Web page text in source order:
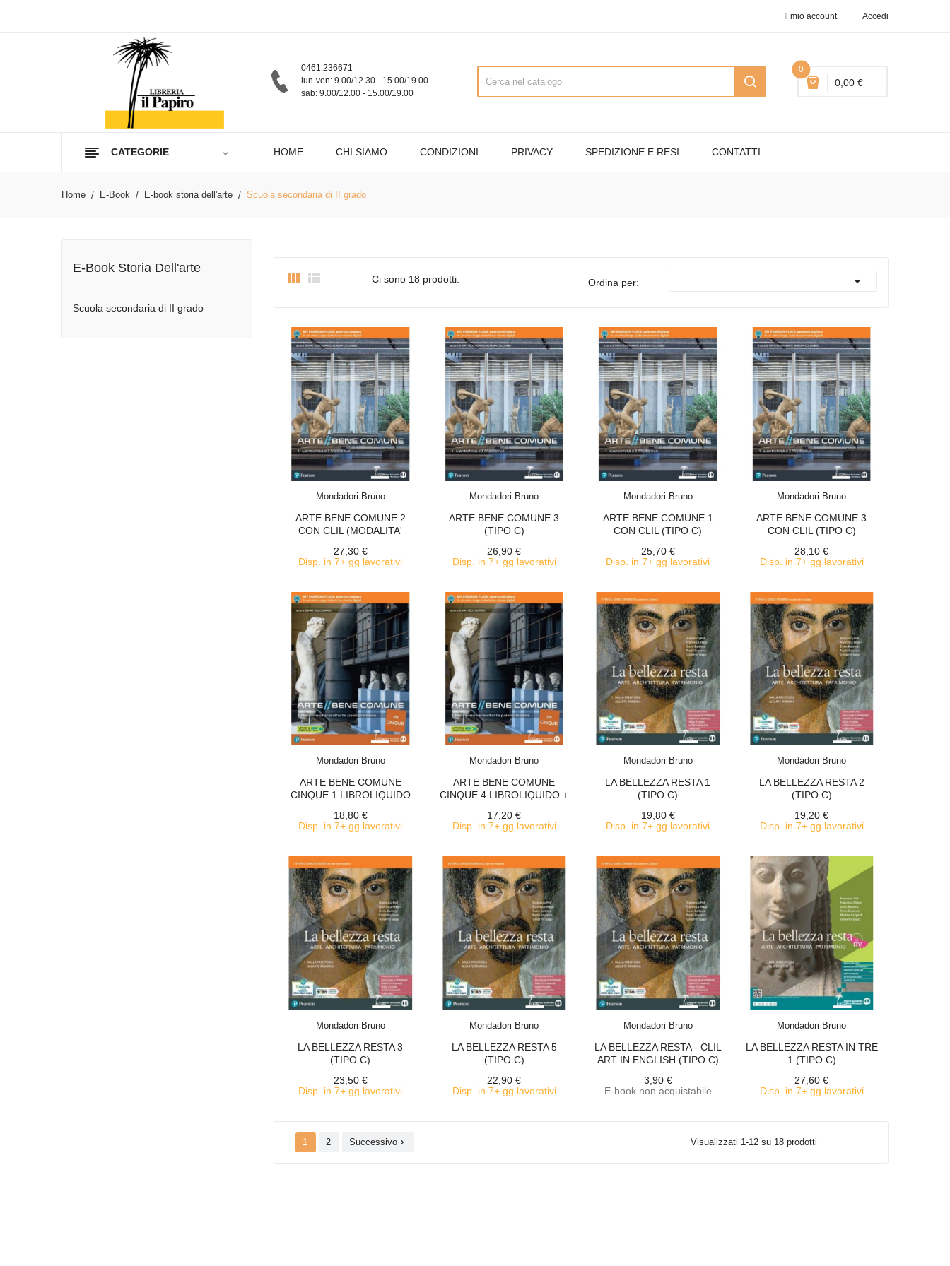
Il mio account Accedi
0
0,00 €
0461.236671
lun-ven: 9.00/12.30 - 15.00/19.00
sab: 9.00/12.00 - 15.00/19.00
CATEGORIE HOME CHI SIAMO CONDIZIONI PRIVACY SPEDIZIONE E RESI CONTATTI
Home E-Book E-book storia dell'arte Scuola secondaria di II grado
E-Book Storia Dell'arte
Scuola secondaria di II grado
  Ci sono 18 prodotti. Ordina per: 
Mondadori Bruno
ARTE BENE COMUNE 2
CON CLIL (MODALITA'
27,30 €
Disp. in 7+ gg lavorativi
Mondadori Bruno
ARTE BENE COMUNE 3
(TIPO C)
26,90 €
Disp. in 7+ gg lavorativi
Mondadori Bruno
ARTE BENE COMUNE 1
CON CLIL (TIPO C)
25,70 €
Disp. in 7+ gg lavorativi
Mondadori Bruno
ARTE BENE COMUNE 3
CON CLIL (TIPO C)
28,10 €
Disp. in 7+ gg lavorativi
Mondadori Bruno
ARTE BENE COMUNE
CINQUE 1 LIBROLIQUIDO
18,80 €
Disp. in 7+ gg lavorativi
Mondadori Bruno
ARTE BENE COMUNE
CINQUE 4 LIBROLIQUIDO +
17,20 €
Disp. in 7+ gg lavorativi
Mondadori Bruno
LA BELLEZZA RESTA 1
(TIPO C)
19,80 €
Disp. in 7+ gg lavorativi
Mondadori Bruno
LA BELLEZZA RESTA 2
(TIPO C)
19,20 €
Disp. in 7+ gg lavorativi
Mondadori Bruno
LA BELLEZZA RESTA 3
(TIPO C)
23,50 €
Disp. in 7+ gg lavorativi
Mondadori Bruno
LA BELLEZZA RESTA 5
(TIPO C)
22,90 €
Disp. in 7+ gg lavorativi
Mondadori Bruno
LA BELLEZZA RESTA - CLIL
ART IN ENGLISH (TIPO C)
3,90 €
E-book non acquistabile
Mondadori Bruno
LA BELLEZZA RESTA IN TRE
1 (TIPO C)
27,60 €
Disp. in 7+ gg lavorativi
1 2 Successivo  Visualizzati 1-12 su 18 prodotti